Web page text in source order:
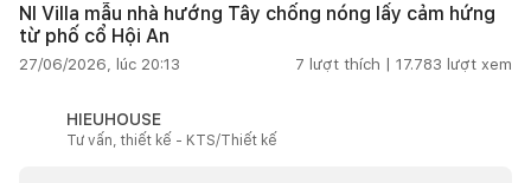
NI Villa mẫu nhà hướng Tây chống nóng lấy cảm hứng
từ phố cổ Hội An
27/06/2026, lúc 20:13 7 lượt thích | 17.783 lượt xem
HIEUHOUSE
Tư vấn, thiết kế - KTS/Thiết kế